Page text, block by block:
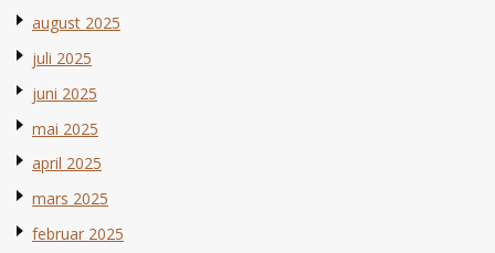
august 2025
juli 2025
juni 2025
mai 2025
april 2025
mars 2025
februar 2025